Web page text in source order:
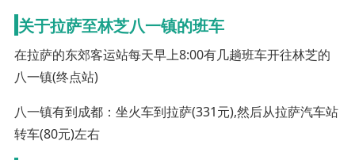
关于拉萨至林芝八一镇的班车
在拉萨的东郊客运站每天早上8:00有几趟班车开往林芝的
八一镇(终点站)
八一镇有到成都：坐火车到拉萨(331元),然后从拉萨汽车站
转车(80元)左右